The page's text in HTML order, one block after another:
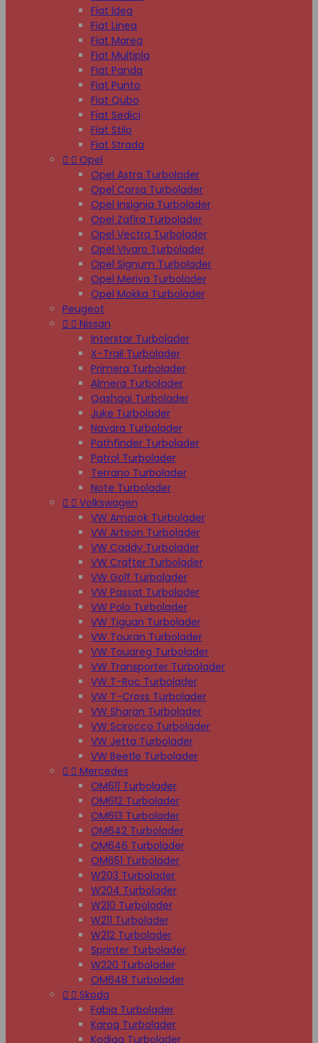
Fiat Idea
Fiat Linea
Fiat Marea
Fiat Multipla
Fiat Panda
Fiat Punto
Fiat Qubo
Fiat Sedici
Fiat Stilo
Fiat Strada
  Opel
Opel Astra Turbolader
Opel Corsa Turbolader
Opel Insignia Turbolader
Opel Zafira Turbolader
Opel Vectra Turbolader
Opel Vivaro Turbolader
Opel Signum Turbolader
Opel Meriva Turbolader
Opel Mokka Turbolader
Peugeot
  Nissan
Interstar Turbolader
X-Trail Turbolader
Primera Turbolader
Almera Turbolader
Qashqai Turbolader
Juke Turbolader
Navara Turbolader
Pathfinder Turbolader
Patrol Turbolader
Terrano Turbolader
Note Turbolader
  Volkswagen
VW Amarok Turbolader
VW Arteon Turbolader
VW Caddy Turbolader
VW Crafter Turbolader
VW Golf Turbolader
VW Passat Turbolader
VW Polo Turbolader
VW Tiguan Turbolader
VW Touran Turbolader
VW Touareg Turbolader
VW Transporter Turbolader
VW T-Roc Turbolader
VW T-Cross Turbolader
VW Sharan Turbolader
VW Scirocco Turbolader
VW Jetta Turbolader
VW Beetle Turbolader
  Mercedes
OM611 Turbolader
OM612 Turbolader
OM613 Turbolader
OM642 Turbolader
OM646 Turbolader
OM651 Turbolader
W203 Turbolader
W204 Turbolader
W210 Turbolader
W211 Turbolader
W212 Turbolader
Sprinter Turbolader
W220 Turbolader
OM648 Turbolader
  Skoda
Fabia Turbolader
Karoq Turbolader
Kodiaq Turbolader